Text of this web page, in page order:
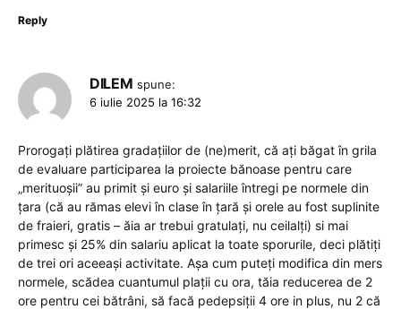
Reply
DILEM spune:
6 iulie 2025 la 16:32
Prorogați plătirea gradațiilor de (ne)merit, că ați băgat în grila
de evaluare participarea la proiecte bănoase pentru care
„merituoșii” au primit și euro și salariile întregi pe normele din
țara (că au rămas elevi în clase în țară și orele au fost suplinite
de fraieri, gratis – ăia ar trebui gratulați, nu ceilalți) si mai
primesc și 25% din salariu aplicat la toate sporurile, deci plătiți
de trei ori aceeași activitate. Așa cum puteți modifica din mers
normele, scădea cuantumul plații cu ora, tăia reducerea de 2
ore pentru cei bătrâni, să facă pedepsiții 4 ore in plus, nu 2 că